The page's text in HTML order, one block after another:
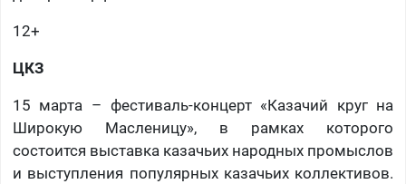
12+
ЦКЗ
15 марта – фестиваль-концерт «Казачий круг на
Широкую Масленицу», в рамках которого
состоится выставка казачьих народных промыслов
и выступления популярных казачьих коллективов.